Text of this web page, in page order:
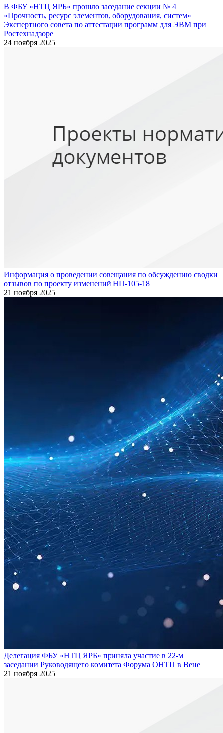
В ФБУ «НТЦ ЯРБ» прошло заседание секции № 4
«Прочность, ресурс элементов, оборудования, систем»
Экспертного совета по аттестации программ для ЭВМ при
Ростехнадзоре
24 ноября 2025
Информация о проведении совещания по обсуждению сводки
отзывов по проекту изменений НП-105-18
21 ноября 2025
Делегация ФБУ «НТЦ ЯРБ» приняла участие в 22-м
заседании Руководящего комитета Форума ОНТП в Вене
21 ноября 2025